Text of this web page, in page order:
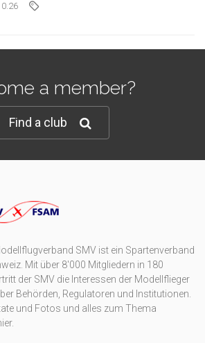
a member?
Find a club
SMV ist ein Spartenverband
Mit über 8'000 Mitgliedern in 180
der SMV die Interessen der Modellflieger
Behörden, Regulatoren und Institutionen.
und Fotos und alles zum Thema